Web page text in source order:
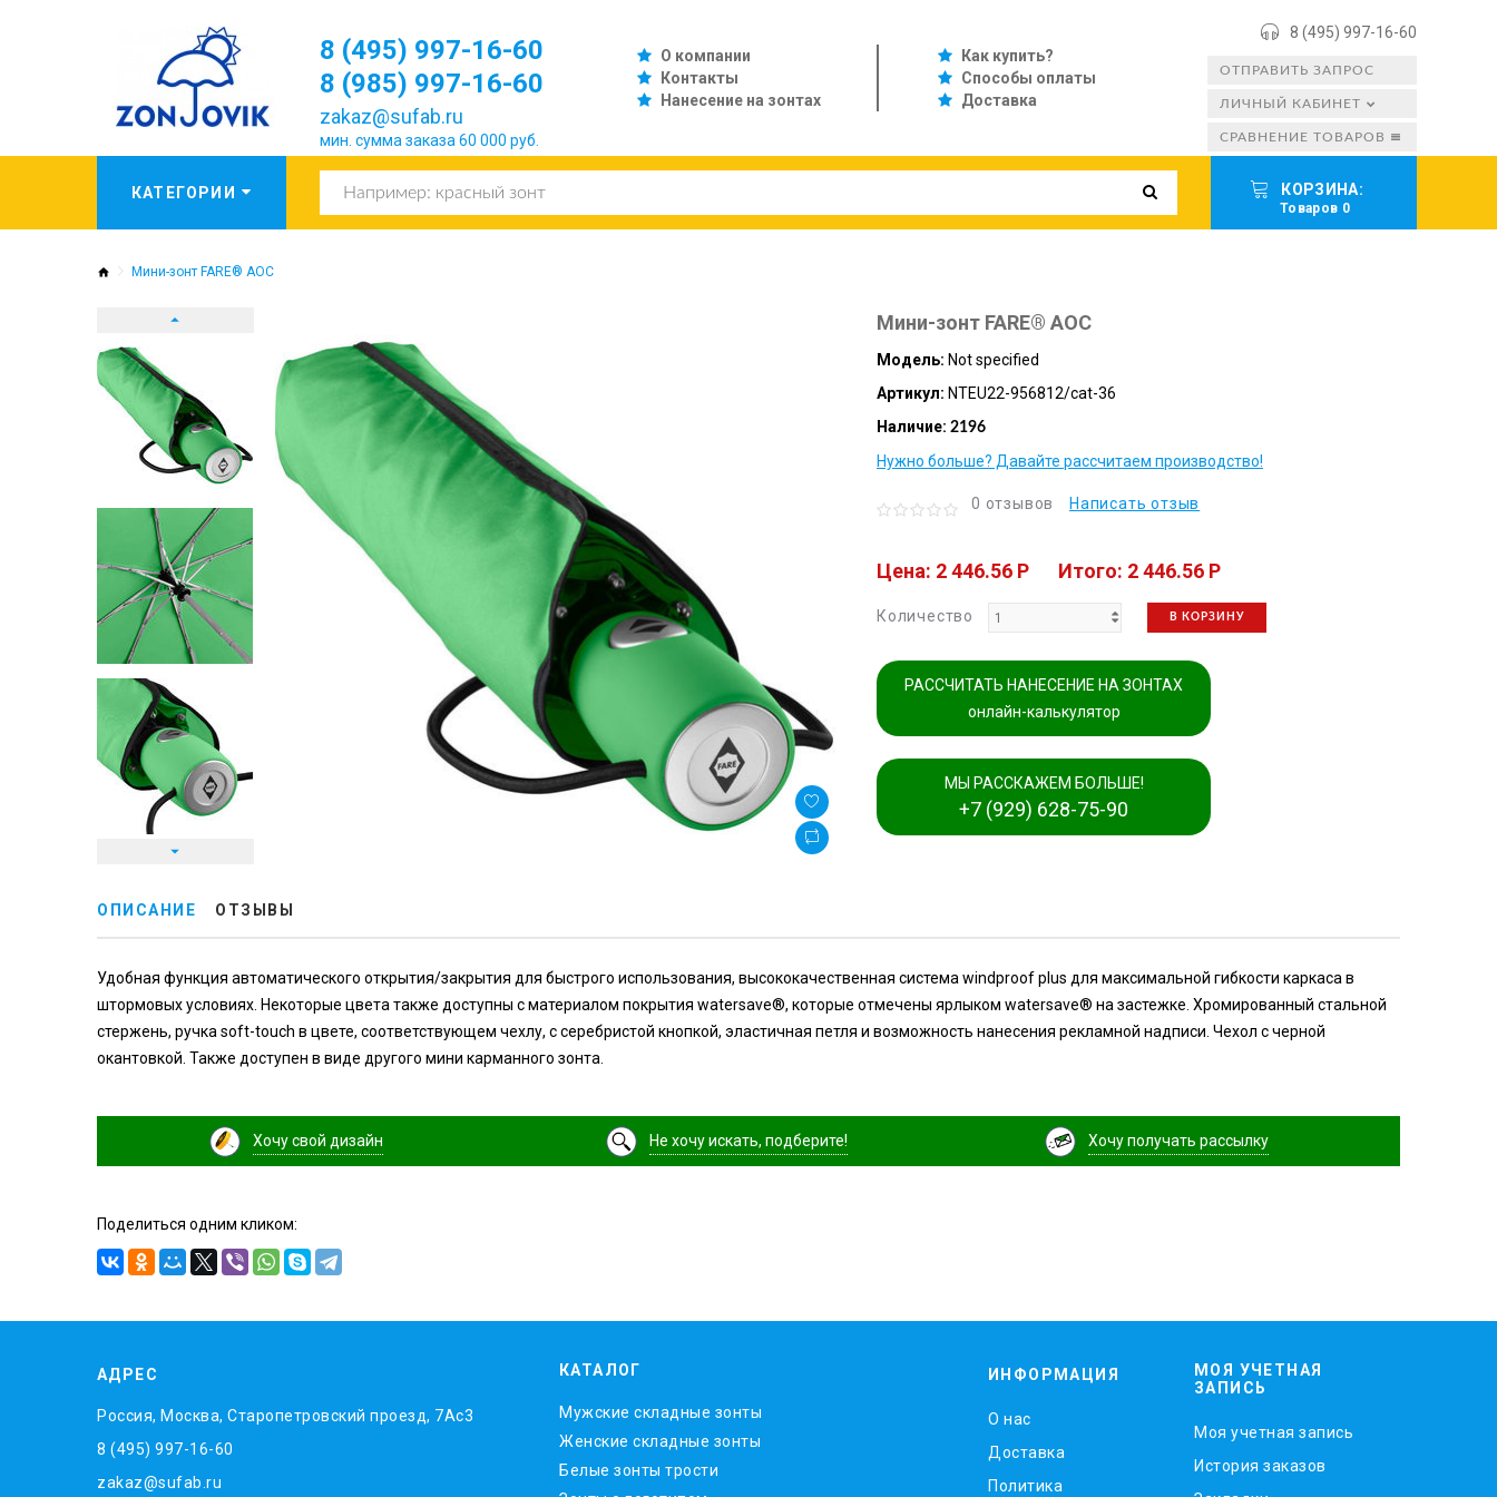
О компании
Контакты
Нанесение на зонтах
Как купить?
Способы оплаты
Доставка
8 (495) 997-16-60
8 (495) 997-16-60
8 (985) 997-16-60
zakaz@sufab.ru
мин. сумма заказа 60 000 руб.
ОТПРАВИТЬ ЗАПРОС
СРАВНЕНИЕ ТОВАРОВ
ЛИЧНЫЙ КАБИНЕТ
КОРЗИНА:
Товаров 0
Мини-зонт FARE® AOC
Мини-зонт FARE® AOC
Модель: Not specified
Артикул: NTEU22-956812/cat-36
Наличие: 2196
Нужно больше? Давайте рассчитаем производство!
0 отзывов Написать отзыв
Цена: 2 446.56 P Итого: 2 446.56 P
Количество В КОРЗИНУ
РАССЧИТАТЬ НАНЕСЕНИЕ НА ЗОНТАХ
онлайн-калькулятор
МЫ РАССКАЖЕМ БОЛЬШЕ!
+7 (929) 628-75-90
ОПИСАНИЕ ОТЗЫВЫ
Удобная функция автоматического открытия/закрытия для быстрого использования, высококачественная система windproof plus для максимальной гибкости каркаса в
штормовых условиях. Некоторые цвета также доступны с материалом покрытия watersave®, которые отмечены ярлыком watersave® на застежке. Хромированный стальной
стержень, ручка soft-touch в цвете, соответствующем чехлу, с серебристой кнопкой, эластичная петля и возможность нанесения рекламной надписи. Чехол с черной
окантовкой. Также доступен в виде другого мини карманного зонта.
Хочу свой дизайн Не хочу искать, подберите! Хочу получать рассылку
Поделиться одним кликом:
АДРЕС
Россия, Москва, Старопетровский проезд, 7Ас3
8 (495) 997-16-60
zakaz@sufab.ru
КАТАЛОГ
Мужские складные зонты
Женские складные зонты
Белые зонты трости
ИНФОРМАЦИЯ
O нас
Доставка
Политика
МОЯ УЧЕТНАЯ
ЗАПИСЬ
Моя учетная запись
История заказов